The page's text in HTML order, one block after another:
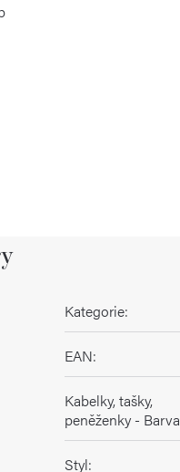
Kategorie:
EAN:
Kabelky, tašky,
peněženky - Barva
Styl: